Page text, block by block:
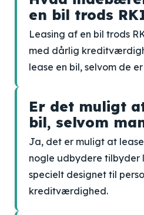
en bil trods
Leasing af en bil trods
med dårlig
lease en bil, selvom de
Er det muligt
bil, selvom
Ja, det er muligt at
nogle udbydere tilbyder
specielt designet til
kreditværdighed.